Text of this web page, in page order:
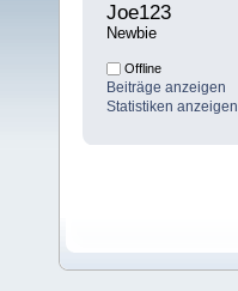
Joe123
Newbie
Offline
Beiträge anzeigen
Statistiken anzeigen